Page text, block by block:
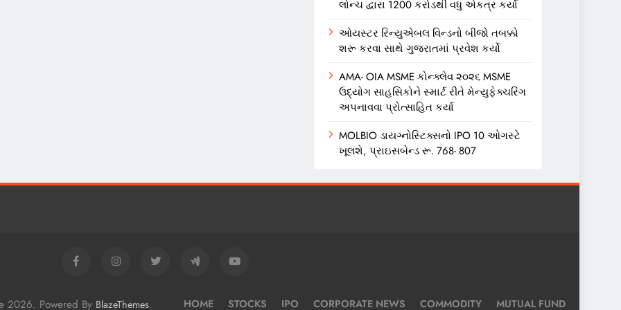
લોન્ચ દ્વારા 1200 કરોડથી વધુ એકત્ર કર્યા
ઓયસ્ટર રિન્યુએબલ વિન્ડનો બીજો તબક્કો
શરૂ કરવા સાથે ગુજરાતમાં પ્રવેશ કર્યો
AMA- OIA MSME કોન્ક્લેવ ૨૦૨૬ MSME
ઉદ્યોગ સાહસિકોને સ્માર્ટ રીતે મેન્યુફેક્ચરિંગ
અપનાવવા પ્રોત્સાહિત કર્યા
MOLBIO ડાયગ્નોસ્ટિક્સનો IPO 10 ઓગસ્ટે
ખૂલશે, પ્રાઇસબેન્ડ રૂ. 768- 807
2026. Powered By BlazeThemes. HOME STOCKS IPO CORPORATE NEWS COMMODITY MUTUAL FUND